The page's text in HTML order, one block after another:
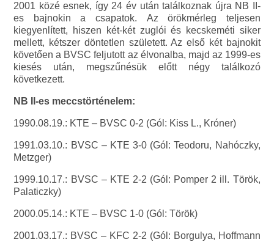
2001 közé esnek, így 24 év után találkoznak újra NB II-
es bajnokin a csapatok. Az örökmérleg teljesen
kiegyenlített, hiszen két-két zuglói és kecskeméti siker
mellett, kétszer döntetlen született. Az első két bajnokit
követően a BVSC feljutott az élvonalba, majd az 1999-es
kiesés után, megszűnésük előtt négy találkozó
következett.
NB II-es meccstörténelem:
1990.08.19.: KTE – BVSC 0-2 (Gól: Kiss L., Króner)
1991.03.10.: BVSC – KTE 3-0 (Gól: Teodoru, Nahóczky,
Metzger)
1999.10.17.: BVSC – KTE 2-2 (Gól: Pomper 2 ill. Török,
Palaticzky)
2000.05.14.: KTE – BVSC 1-0 (Gól: Török)
2001.03.17.: BVSC – KFC 2-2 (Gól: Borgulya, Hoffmann